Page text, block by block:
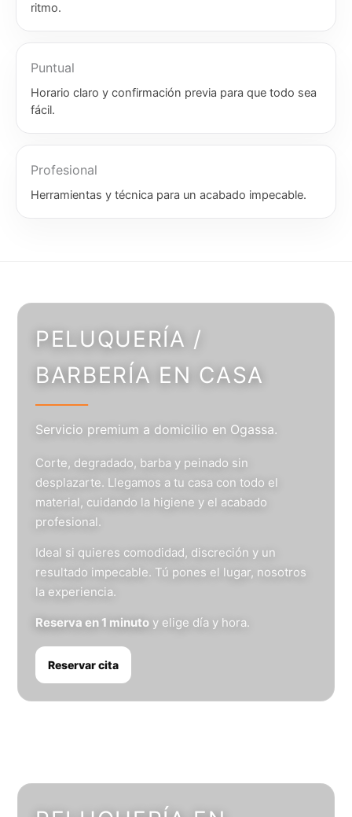
ritmo.
Puntual
Horario claro y confirmación previa para que todo sea
fácil.
Profesional
Herramientas y técnica para un acabado impecable.
PELUQUERÍA /
BARBERÍA EN CASA
Servicio premium a domicilio en Ogassa.
Corte, degradado, barba y peinado sin
desplazarte. Llegamos a tu casa con todo el
material, cuidando la higiene y el acabado
profesional.
Ideal si quieres comodidad, discreción y un
resultado impecable. Tú pones el lugar, nosotros
la experiencia.
Reserva en 1 minuto y elige día y hora.
Reservar cita